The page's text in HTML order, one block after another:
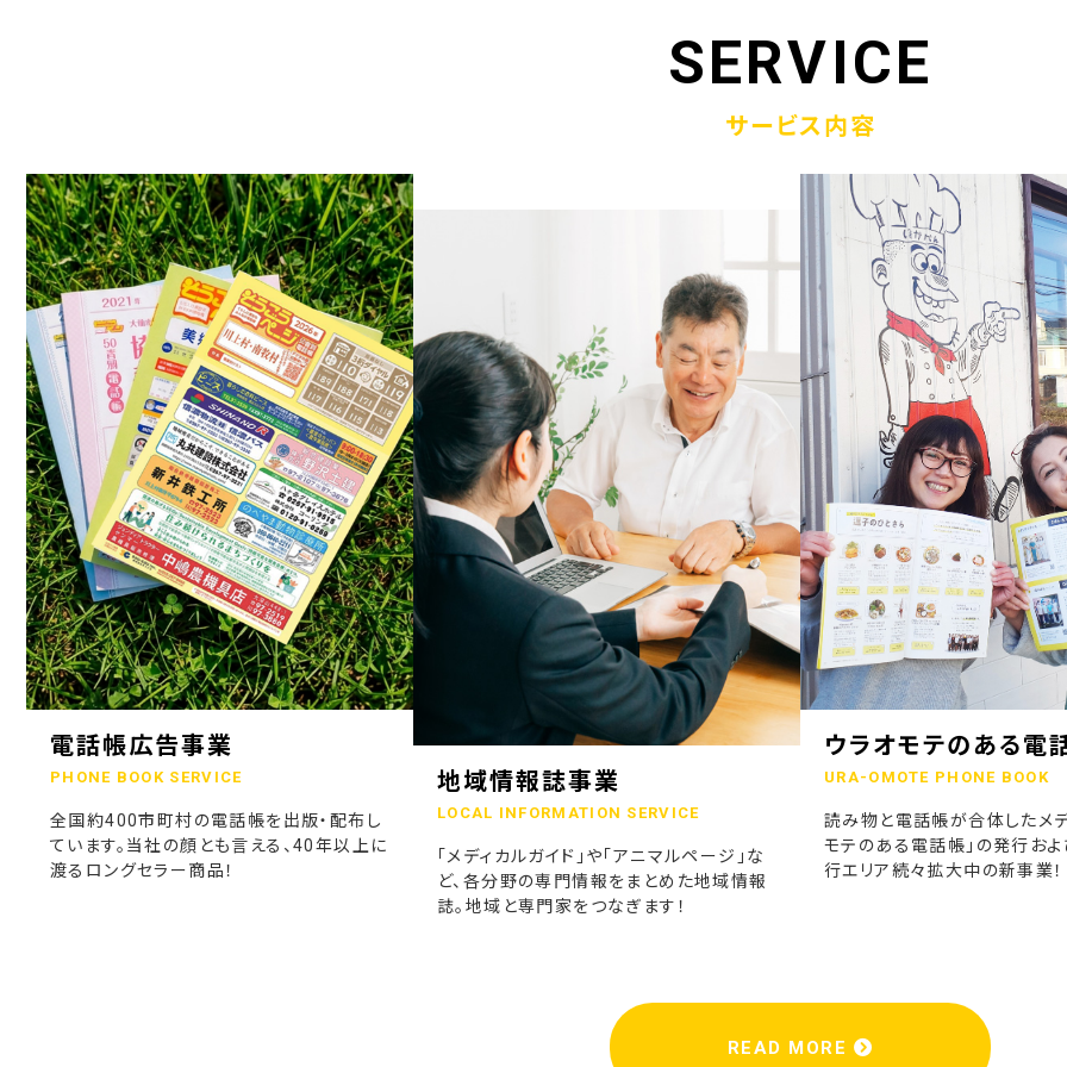
「ウラオモテのある電話帳」がメディアに紹介されまし
SERVICE
サービス内容
電話帳広告事業
PHONE BOOK SERVICE
全国約400市町村の電話帳を出版・配布し
ています。当社の顔とも言える、40年以上に
渡るロングセラー商品！
地域情報誌事業
LOCAL INFORMATION SERVICE
「メディカルガイド」や「アニマルページ」な
ど、各分野の専門情報をまとめた地域情報
誌。地域と専門家をつなぎます！
ウラオモテのある電
URA-OMOTE PHONE BOOK
読み物と電話帳が合体したメデ
モテのある電話帳」の発行およ
行エリア続々拡大中の新事業！
READ MORE